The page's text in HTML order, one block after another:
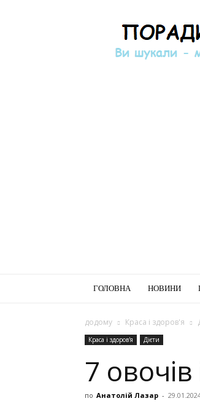
ГОЛОВНА НОВИНИ
додому Краса і здоров'я
Краса і здоров'я Дієти
7
по Анатолій Лазар -